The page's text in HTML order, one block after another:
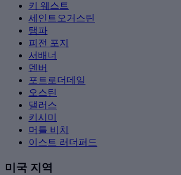
키 웨스트
세인트오거스틴
탬파
피전 포지
서배너
덴버
포트로더데일
오스틴
댈러스
키시미
머틀 비치
이스트 러더퍼드
미국 지역